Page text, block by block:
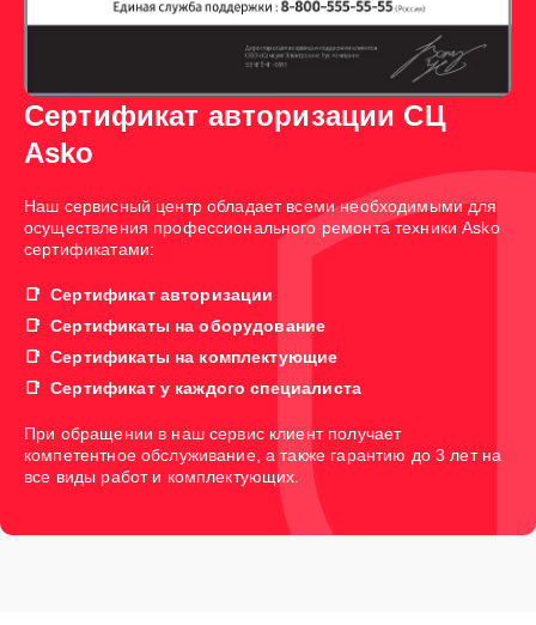
Сертификат авторизации СЦ
Asko
Наш сервисный центр обладает всеми необходимыми для
осуществления профессионального ремонта техники Asko
сертификатами:
Сертификат авторизации
Сертификаты на оборудование
Сертификаты на комплектующие
Сертификат у каждого специалиста
При обращении в наш сервис клиент получает
компетентное обслуживание, а также гарантию до 3 лет на
все виды работ и комплектующих.